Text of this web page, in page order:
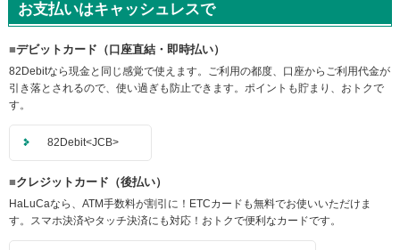
し
ま
す
フ
報
移
お支払いはキャッシュレスで
デビットカード（口座直結・即時払い）
82Debitなら現金と同じ感覚で使えます。ご利用の都度、口座からご利用代金が
引き落とされるので、使い過ぎも防止できます。ポイントも貯まり、おトクで
す。
82Debit<JCB>
クレジットカード（後払い）
HaLuCaなら、ATM手数料が割引に！ETCカードも無料でお使いいただけま
す。スマホ決済やタッチ決済にも対応！おトクで便利なカードです。